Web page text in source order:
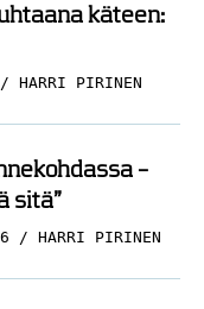
käteen:
HARRI PIRINEN
–
sitä”
HARRI PIRINEN